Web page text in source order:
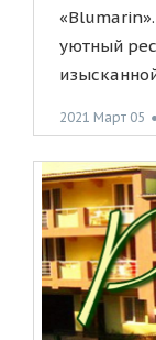
уютный
2021 Март 05 ●